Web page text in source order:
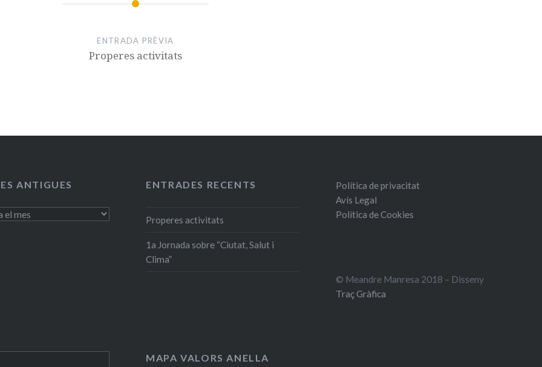
ENTRADA PRÈVIA
Properes activitats
ANTIGUES ENTRADES RECENTS
Properes activitats
1a Jornada sobre “Ciutat, Salut i
Clima”
Política de privacitat
Avís Legal
Política de Cookies
© Meandre Manresa 2018 – Disseny
Traç Gràfica
MAPA VALORS ANELLA